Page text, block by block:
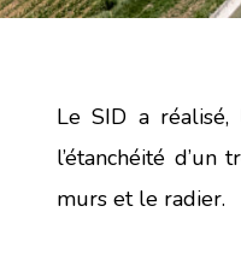
Le SID a
l’étanchéité
murs et le radier.